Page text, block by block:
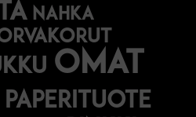
nahka
omat
paperituote